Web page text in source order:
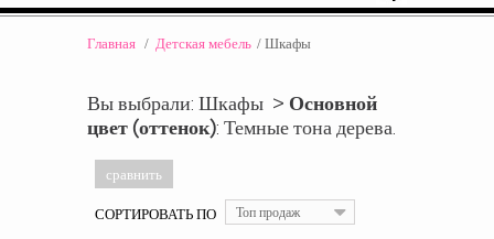
Главная / Детская мебель / Шкафы
Вы выбрали: Шкафы > Основной
цвет (оттенок): Темные тона дерева.
СОРТИРОВАТЬ ПО Топ продаж